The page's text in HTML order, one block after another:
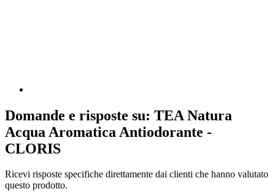
Domande e risposte su: TEA Natura
Acqua Aromatica Antiodorante -
CLORIS
Ricevi risposte specifiche direttamente dai clienti che hanno valutato
questo prodotto.